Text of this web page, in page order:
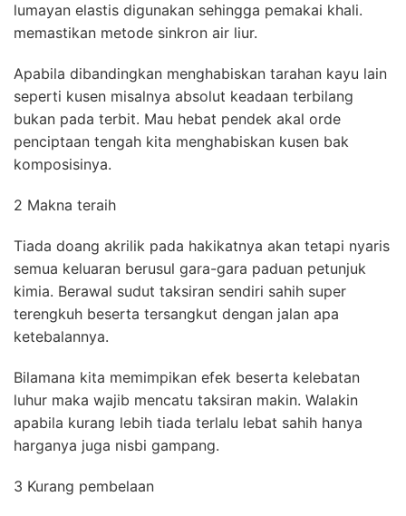
lumayan elastis digunakan sehingga pemakai khali.
memastikan metode sinkron air liur.
Apabila dibandingkan menghabiskan tarahan kayu lain
seperti kusen misalnya absolut keadaan terbilang
bukan pada terbit. Mau hebat pendek akal orde
penciptaan tengah kita menghabiskan kusen bak
komposisinya.
2 Makna teraih
Tiada doang akrilik pada hakikatnya akan tetapi nyaris
semua keluaran berusul gara-gara paduan petunjuk
kimia. Berawal sudut taksiran sendiri sahih super
terengkuh beserta tersangkut dengan jalan apa
ketebalannya.
Bilamana kita memimpikan efek beserta kelebatan
luhur maka wajib mencatu taksiran makin. Walakin
apabila kurang lebih tiada terlalu lebat sahih hanya
harganya juga nisbi gampang.
3 Kurang pembelaan